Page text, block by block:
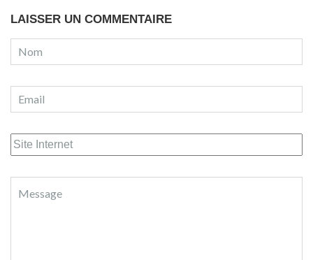
LAISSER UN COMMENTAIRE